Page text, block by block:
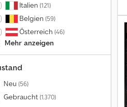
Italien (121)
Belgien (59)
Österreich (46)
Mehr anzeigen
Neu (56)
Gebraucht(1.370)